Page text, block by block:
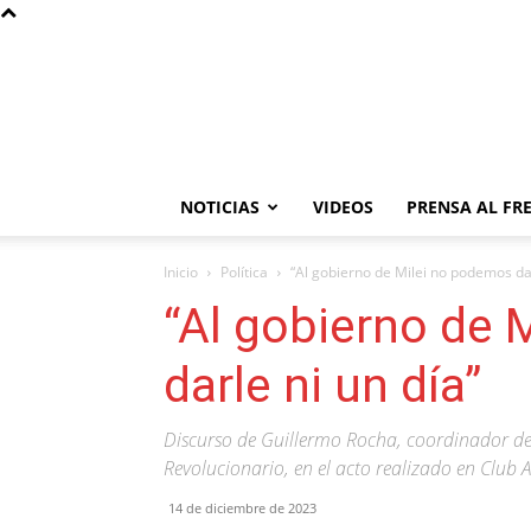
NOTICIAS VIDEOS PRENSA AL
Inicio Política “Al gobierno de Milei no podemos
“Al gobierno de
darle ni un día”
Discurso de Guillermo Rocha, coordinador
Revolucionario, en el acto realizado en Club
14 de diciembre de 2023